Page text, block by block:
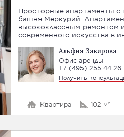
Просторные апартаменты
башня Меркурий.
высококлассным ремонтом
современного искусства в
Альфия Закирова
Офис аренды
+7 (495) 255 44 26
Получить
Квартира 102 м²